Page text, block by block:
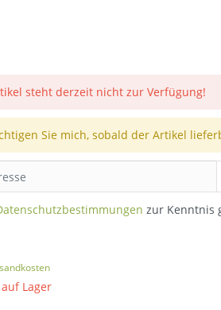
steht derzeit nicht zur Verfügung!
Sie mich, sobald der Artikel
zur Kenntnis
Lager